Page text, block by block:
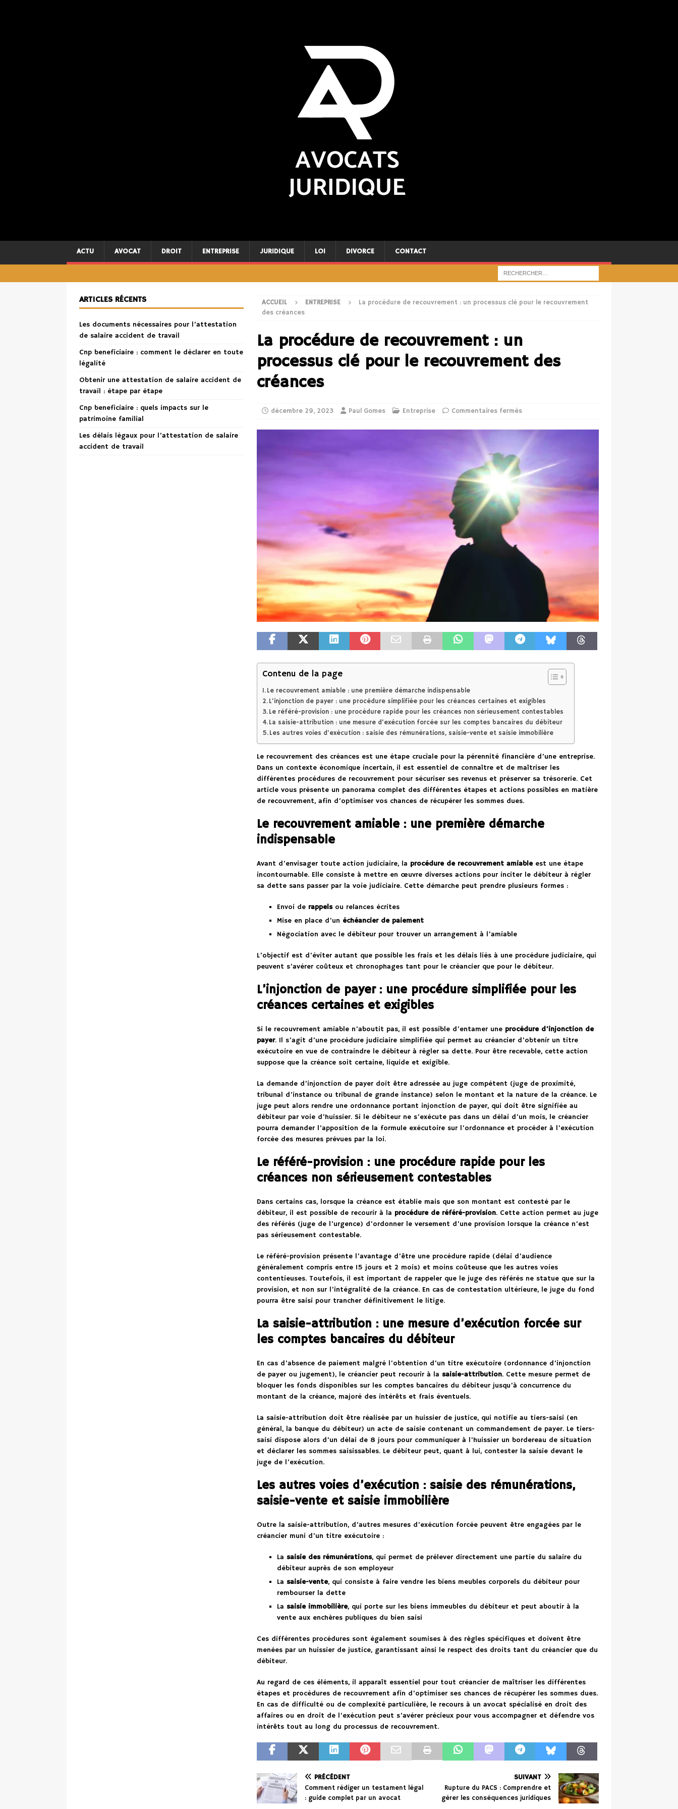
ACTU AVOCAT DROIT ENTREPRISE JURIDIQUE LOI DIVORCE CONTACT
ACCUEIL ENTREPRISE
La procédure de recouvrement : un processus clé pour le recouvrement
des créances
La procédure de recouvrement : un
processus clé pour le recouvrement des
créances
décembre 29, 2023 Paul Gomes Entreprise Commentaires fermés
Contenu de la page
Le recouvrement amiable : une première démarche indispensable
L’injonction de payer : une procédure simplifiée pour les créances certaines et exigibles
Le référé-provision : une procédure rapide pour les créances non sérieusement contestables
La saisie-attribution : une mesure d’exécution forcée sur les comptes bancaires du débiteur
Les autres voies d’exécution : saisie des rémunérations, saisie-vente et saisie immobilière
Le recouvrement des créances est une étape cruciale pour la pérennité financière d’une entreprise.
Dans un contexte économique incertain, il est essentiel de connaître et de maîtriser les
différentes procédures de recouvrement pour sécuriser ses revenus et préserver sa trésorerie. Cet
article vous présente un panorama complet des différentes étapes et actions possibles en matière
de recouvrement, afin d’optimiser vos chances de récupérer les sommes dues.
Le recouvrement amiable : une première démarche
indispensable
Avant d’envisager toute action judiciaire, la procédure de recouvrement amiableest une étape
incontournable. Elle consiste à mettre en œuvre diverses actions pour inciter le débiteur à régler
sa dette sans passer par la voie judiciaire. Cette démarche peut prendre plusieurs formes :
Envoi de rappelsou relances écrites
Mise en place d’un échéancier de paiement
Négociation avec le débiteur pour trouver un arrangement à l’amiable
L’objectif est d’éviter autant que possible les frais et les délais liés à une procédure judiciaire, qui
peuvent s’avérer coûteux et chronophages tant pour le créancier que pour le débiteur.
L’injonction de payer : une procédure simplifiée pour les
créances certaines et exigibles
Si le recouvrement amiable n’aboutit pas, il est possible d’entamer une procédure d’injonction de
payer. Il s’agit d’une procédure judiciaire simplifiée qui permet au créancier d’obtenir un titre
exécutoire en vue de contraindre le débiteur à régler sa dette. Pour être recevable, cette action
suppose que la créance soit certaine, liquide et exigible.
La demande d’injonction de payer doit être adressée au juge compétent (juge de proximité,
tribunal d’instance ou tribunal de grande instance) selon le montant et la nature de la créance. Le
juge peut alors rendre une ordonnance portant injonction de payer, qui doit être signifiée au
débiteur par voie d’huissier. Si le débiteur ne s’exécute pas dans un délai d’un mois, le créancier
pourra demander l’apposition de la formule exécutoire sur l’ordonnance et procéder à l’exécution
forcée des mesures prévues par la loi.
Le référé-provision : une procédure rapide pour les
créances non sérieusement contestables
Dans certains cas, lorsque la créance est établie mais que son montant est contesté par le
débiteur, il est possible de recourir à la procédure de référé-provision. Cette action permet au juge
des référés (juge de l’urgence) d’ordonner le versement d’une provision lorsque la créance n’est
pas sérieusement contestable.
Le référé-provision présente l’avantage d’être une procédure rapide (délai d’audience
généralement compris entre 15 jours et 2 mois) et moins coûteuse que les autres voies
contentieuses. Toutefois, il est important de rappeler que le juge des référés ne statue que sur la
provision, et non sur l’intégralité de la créance. En cas de contestation ultérieure, le juge du fond
pourra être saisi pour trancher définitivement le litige.
La saisie-attribution : une mesure d’exécution forcée sur
les comptes bancaires du débiteur
En cas d’absence de paiement malgré l’obtention d’un titre exécutoire (ordonnance d’injonction
de payer ou jugement), le créancier peut recourir à la saisie-attribution. Cette mesure permet de
bloquer les fonds disponibles sur les comptes bancaires du débiteur jusqu’à concurrence du
montant de la créance, majoré des intérêts et frais éventuels.
La saisie-attribution doit être réalisée par un huissier de justice, qui notifie au tiers-saisi (en
général, la banque du débiteur) un acte de saisie contenant un commandement de payer. Le tiers-
saisi dispose alors d’un délai de 8 jours pour communiquer à l’huissier un bordereau de situation
et déclarer les sommes saisissables. Le débiteur peut, quant à lui, contester la saisie devant le
juge de l’exécution.
Les autres voies d’exécution : saisie des rémunérations,
saisie-vente et saisie immobilière
Outre la saisie-attribution, d’autres mesures d’exécution forcée peuvent être engagées par le
créancier muni d’un titre exécutoire :
La saisie des rémunérations, qui permet de prélever directement une partie du salaire du
débiteur auprès de son employeur
La saisie-vente, qui consiste à faire vendre les biens meubles corporels du débiteur pour
rembourser la dette
La saisie immobilière, qui porte sur les biens immeubles du débiteur et peut aboutir à la
vente aux enchères publiques du bien saisi
Ces différentes procédures sont également soumises à des règles spécifiques et doivent être
menées par un huissier de justice, garantissant ainsi le respect des droits tant du créancier que du
débiteur.
Au regard de ces éléments, il apparaît essentiel pour tout créancier de maîtriser les différentes
étapes et procédures de recouvrement afin d’optimiser ses chances de récupérer les sommes dues.
En cas de difficulté ou de complexité particulière, le recours à un avocat spécialisé en droit des
affaires ou en droit de l’exécution peut s’avérer précieux pour vous accompagner et défendre vos
intérêts tout au long du processus de recouvrement.
PRÉCÉDENT
Comment rédiger un testament légal
: guide complet par un avocat
SUIVANT
Rupture du PACS : Comprendre et
gérer les conséquences juridiques
ARTICLES RÉCENTS
Les documents nécessaires pour l’attestation
de salaire accident de travail
Cnp beneficiaire : comment le déclarer en toute
légalité
Obtenir une attestation de salaire accident de
travail : étape par étape
Cnp beneficiaire : quels impacts sur le
patrimoine familial
Les délais légaux pour l’attestation de salaire
accident de travail